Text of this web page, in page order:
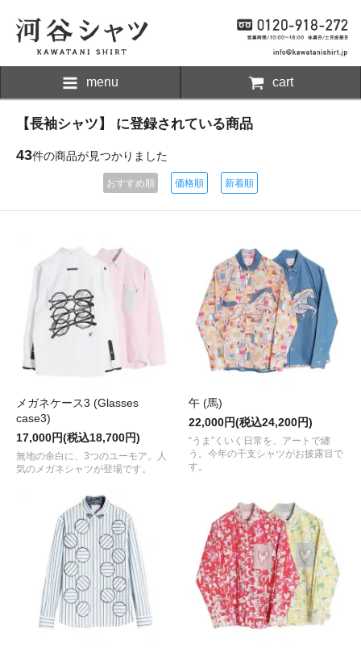
menu cart
【長袖シャツ】 に登録されている商品
43件の商品が見つかりました
おすすめ順 価格順 新着順
メガネケース3 (Glasses
case3)
17,000円(税込18,700円)
無地の余白に、3つのユーモア。人
気のメガネシャツが登場です。
午 (馬)
22,000円(税込24,200円)
“うま”くいく日常を、アートで纏
う。今年の干支シャツがお披露目で
す。